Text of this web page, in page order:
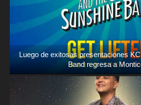
Luego de exitosas presentaciones
Band regresa a